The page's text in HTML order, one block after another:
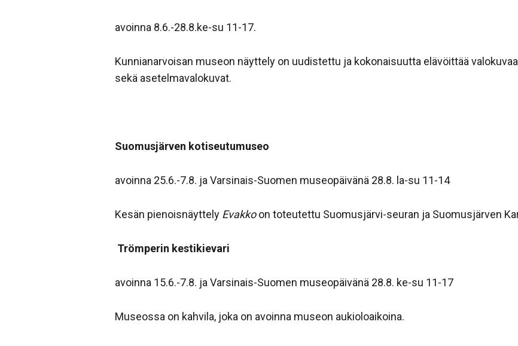
avoinna 8.6.-28.8.ke-su 11-17.
Kunnianarvoisan museon näyttely on uudistettu ja kokonaisuutta elävöittää
sekä asetelmavalokuvat.
Suomusjärven kotiseutumuseo
avoinna 25.6.-7.8. ja Varsinais-Suomen museopäivänä 28.8. la-su 11-14
Kesän pienoisnäyttely Evakkoon toteutettu Suomusjärvi-seuran ja Suomusjärven
Trömperin kestikievari
avoinna 15.6.-7.8. ja Varsinais-Suomen museopäivänä 28.8. ke-su 11-17
Museossa on kahvila, joka on avoinna museon aukioloaikoina.